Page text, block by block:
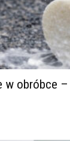
w obróbce